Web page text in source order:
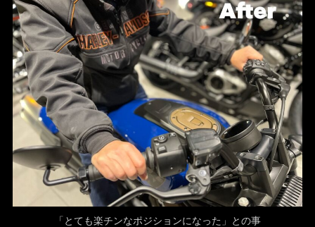
「とても楽チンなポジションになった」との事